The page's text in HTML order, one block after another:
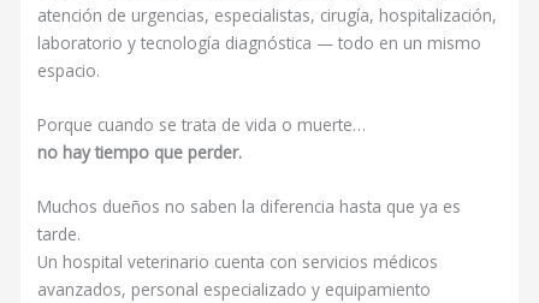
atención de urgencias, especialistas, cirugía, hospitalización,
laboratorio y tecnología diagnóstica — todo en un mismo
espacio.
Porque cuando se trata de vida o muerte…
no hay tiempo que perder.
Muchos dueños no saben la diferencia hasta que ya es
tarde.
Un hospital veterinario cuenta con servicios médicos
avanzados, personal especializado y equipamiento